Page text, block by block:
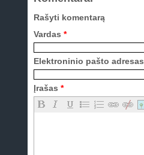
Rašyti komentarą
Vardas *
Elektroninio pašto adresas
Įrašas *